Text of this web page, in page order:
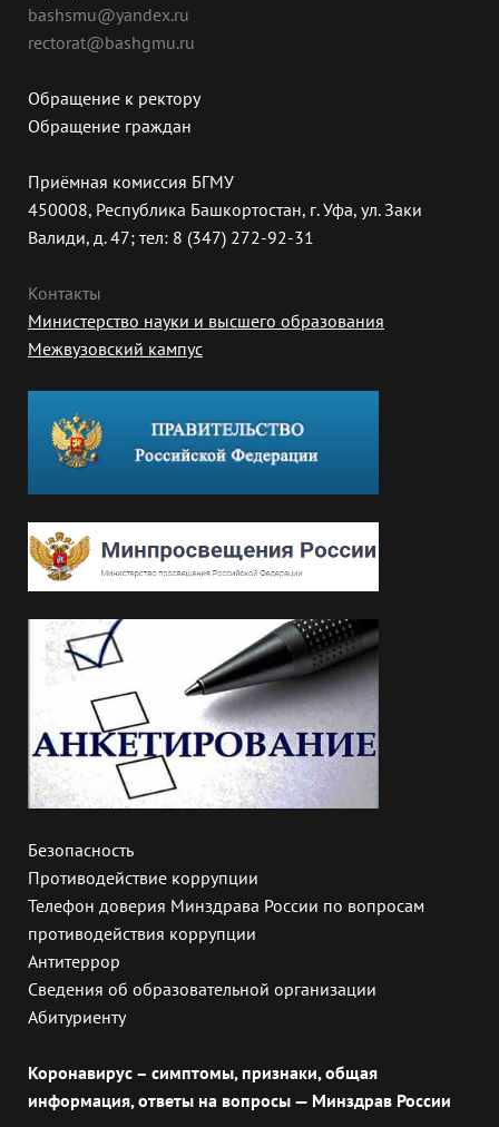
bashsmu@yandex.ru
rectorat@bashgmu.ru
Обращение к ректору
Обращение граждан
Приёмная комиссия БГМУ
450008, Республика Башкортостан, г. Уфа, ул. Заки
Валиди, д. 47; тел: 8 (347) 272-92-31
Контакты
Министерство науки и высшего образования
Межвузовский кампус
Безопасность
Противодействие коррупции
Телефон доверия Минздрава России по вопросам
противодействия коррупции
Антитеррор
Сведения об образовательной организации
Абитуриенту
Коронавирус – симптомы, признаки, общая
информация, ответы на вопросы — Минздрав России